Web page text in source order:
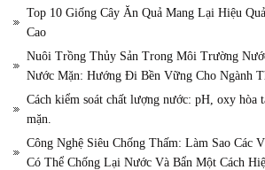
Top 10 Giống Cây Ăn Quả Mang Lại Hiệu
Cao
Nuôi Trồng Thủy Sản Trong Môi Trường
Nước Mặn: Hướng Đi Bền Vững Cho Ngành
Cách kiểm soát chất lượng nước: pH, oxy hòa
mặn.
Công Nghệ Siêu Chống Thấm: Làm Sao Các
Có Thể Chống Lại Nước Và Bẩn Một Cách